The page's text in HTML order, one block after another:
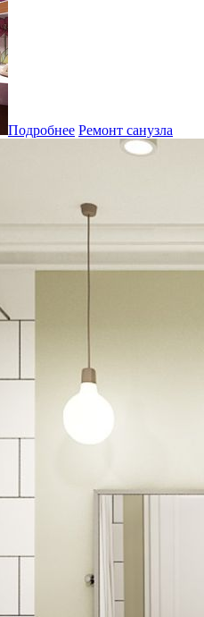
Подробнее Ремонт санузла